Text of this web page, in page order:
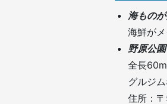
海もの
海鮮が
野原公園
全長
グルジ
住所：